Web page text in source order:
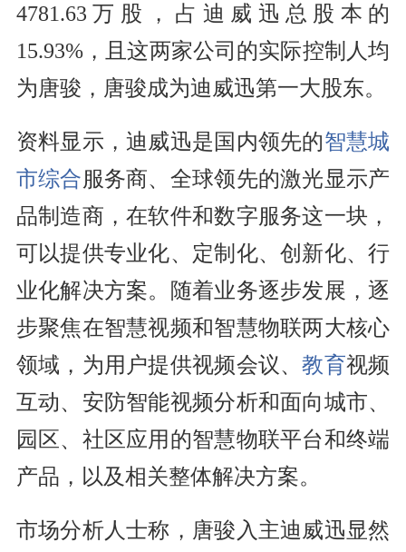
4781.63万股，占迪威迅总股本的
15.93%，且这两家公司的实际控制人均
为唐骏，唐骏成为迪威迅第一大股东。
资料显示，迪威迅是国内领先的智慧城
市综合服务商、全球领先的激光显示产
品制造商，在软件和数字服务这一块，
可以提供专业化、定制化、创新化、行
业化解决方案。随着业务逐步发展，逐
步聚焦在智慧视频和智慧物联两大核心
领域，为用户提供视频会议、教育视频
互动、安防智能视频分析和面向城市、
园区、社区应用的智慧物联平台和终端
产品，以及相关整体解决方案。
市场分析人士称，唐骏入主迪威迅显然